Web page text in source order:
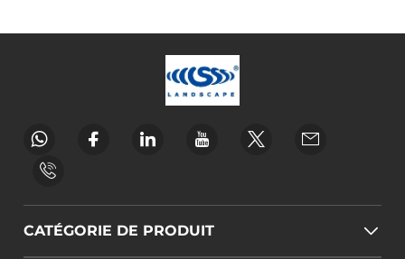
CATÉGORIE DE PRODUIT